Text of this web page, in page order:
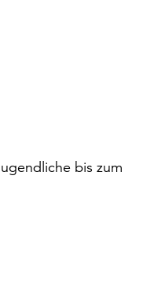
bis zum